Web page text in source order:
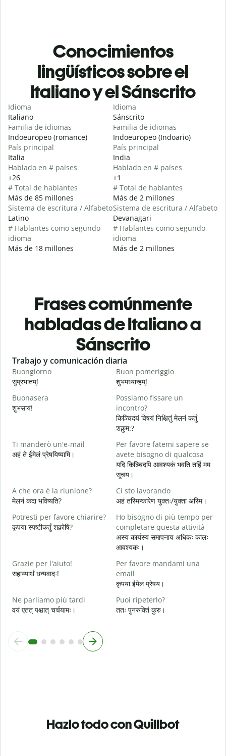
Conocimientos
lingüísticos sobre el
Italiano y el Sánscrito
Idioma
Italiano
Familia de idiomas
Indoeuropeo (romance)
País principal
Italia
Hablado en # países
+26
# Total de hablantes
Más de 85 millones
Sistema de escritura / Alfabeto
Latino
# Hablantes como segundo
idioma
Más de 18 millones
Idioma
Sánscrito
Familia de idiomas
Indoeuropeo (Indoario)
País principal
India
Hablado en # países
+1
# Total de hablantes
Más de 2 millones
Sistema de escritura / Alfabeto
Devanagari
# Hablantes como segundo
idioma
Más de 2 millones
Frases comúnmente
habladas de Italiano a
Sánscrito
Slide 1 of 6
Trabajo y comunicación diaria
Buongiorno
सुप्रभातम्!
Buon pomeriggio
शुभमध्यान्हम्!
Buonasera
शुभसायं!
Possiamo fissare un
incontro?
किञ्चिदयं विषयं निश्चितुं मेलनं कर्तुं
शक्नुम:?
Ti manderò un'e-mail
अहं ते ईमेलं प्रेषयिष्यामि।
Per favore fatemi sapere se
avete bisogno di qualcosa
यदि किञ्चिदपि आवश्यकं भवति तर्हि मम
सूचय।
A che ora è la riunione?
मेलनं कदा भविष्यति?
Ci sto lavorando
अहं तस्मिन्कारेण युक्तः/युक्ता अस्मि।
Potresti per favore chiarire?
कृपया स्पष्टीकर्तुं शक्नोषि?
Ho bisogno di più tempo per
completare questa attività
अस्य कार्यस्य समापनाय अधिकः कालः
आवश्यकः।
Grazie per l'aiuto!
सहाय्यार्थं धन्यवादः!
Per favore mandami una
email
कृपया ईमेलं प्रेषय।
Ne parliamo più tardi
वयं एतत् पश्चात् चर्चयामः।
Puoi ripeterlo?
ततः पुनरुक्तिं कुरु।
Hazlo todo con Quillbot